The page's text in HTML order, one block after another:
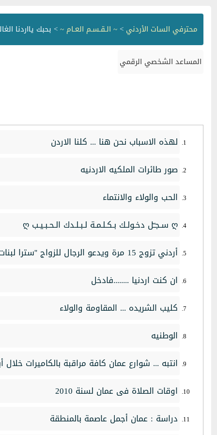
محترفي السات الأردني >~ الـقـسـم العـام ~> بحبك يااردنا
المساعد الشخصي الرقمي
لهذه الاسباب نحن هنا ... كلنا الاردن
صور طائرات الملكيه الاردنيه
الحب والولاء والانتماء
ღ سـجـّل دخـولـك بـكـلـمـة لـبـلـدك الـحـبـيـب ღ
أردني تزوج 15 مرة ويدعو الرجال للزواج ''سترا لبنات المسلمين''
ان كنت اردنيا ........فادخل
كليب الشريده ... المقاومة والولاء
الوطنيه
انتبه ... شوارع عمان كافة مراقبة بالكاميرات خلال
اوقات الصلاة فى عمان لسنة 2010
دراسة : عمان أجمل عاصمة بالمنطقة